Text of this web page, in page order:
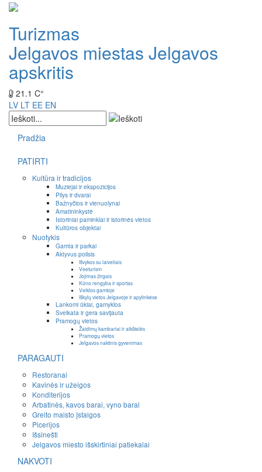
Turizmas
Jelgavos miestas Jelgavos
apskritis
21.1 C°
LV LT EE EN
Pradžia
PATIRTI
Kultūra ir tradicijos
Muziejai ir ekspozicijos
Pilys ir dvarai
Bažnyčios ir vienuolynai
Amatininkystė
Istoriniai paminklai ir istorinės vietos
Kultūros objektai
Nuotykis
Gamta ir parkai
Aktyvus poilsis
Išvykos su laiveliais
Veeturism
Jojimas žirgais
Kūno rengyba ir sportas
Veiklos gamtoje
Iškylų vietos Jelgavoje ir apylinkėse
Lankomi ūkiai, gamyklos
Sveikata ir gera savijauta
Pramogų vietos
Žaidimų kambariai ir aikštelės
Pramogų vietos
Jelgavos naktinis gyvenimas
PARAGAUTI
Restoranai
Kavinės ir užeigos
Konditerijos
Arbatinės, kavos barai, vyno barai
Greito maisto įstaigos
Picerijos
Išsinešti
Jelgavos miesto išskirtiniai patiekalai
NAKVOTI